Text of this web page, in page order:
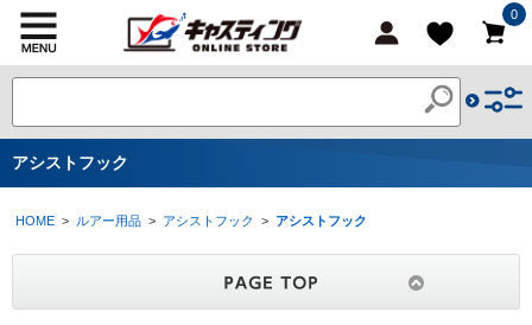
0
アシストフック
HOME > ルアー用品 > アシストフック > アシストフック